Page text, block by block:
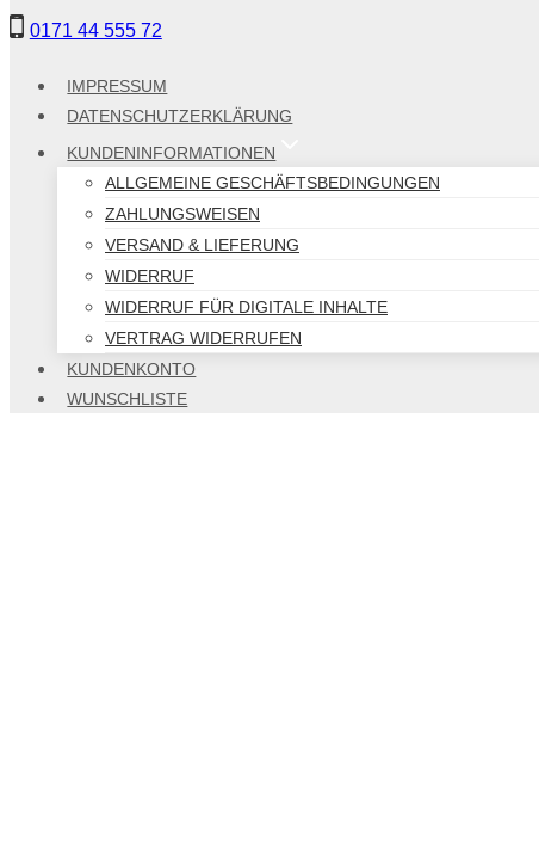
Zum
Inhalt
0171 44 555 72
IMPRESSUM
DATENSCHUTZERKLÄRUNG
KUNDENINFORMATIONEN
ALLGEMEINE GESCHÄFTSBEDINGUNGEN
ZAHLUNGSWEISEN
VERSAND & LIEFERUNG
WIDERRUF
WIDERRUF FÜR DIGITALE INHALTE
VERTRAG WIDERRUFEN
KUNDENKONTO
WUNSCHLISTE